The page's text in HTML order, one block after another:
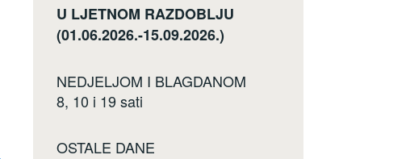
U LJETNOM RAZDOBLJU
(01.06.2026.-15.09.2026.)
NEDJELJOM I BLAGDANOM
8, 10 i 19 sati
OSTALE DANE